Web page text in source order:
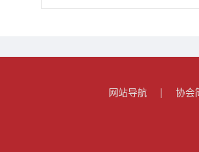
网站导航 | 协会